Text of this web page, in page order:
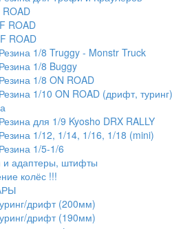
ROAD
ROAD
1/8 Truggy - Monstr Truck
1/8 Buggy
1/8 ON ROAD
1/10 ON ROAD (дрифт, туринг)
для 1/9 Kyosho DRX RALLY
1/12, 1/14, 1/16, 1/18 (mini)
1/5-1/6
и адаптеры, штифты
колёс !!!
дрифт (200мм)
дрифт (190мм)